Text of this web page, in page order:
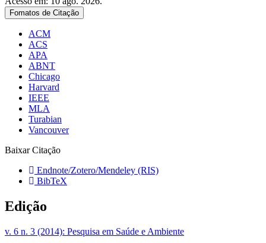
Fomatos de Citação
ACM
ACS
APA
ABNT
Chicago
Harvard
IEEE
MLA
Turabian
Vancouver
Baixar Citação
Endnote/Zotero/Mendeley (RIS)
BibTeX
Edição
v. 6 n. 3 (2014): Pesquisa em Saúde e Ambiente